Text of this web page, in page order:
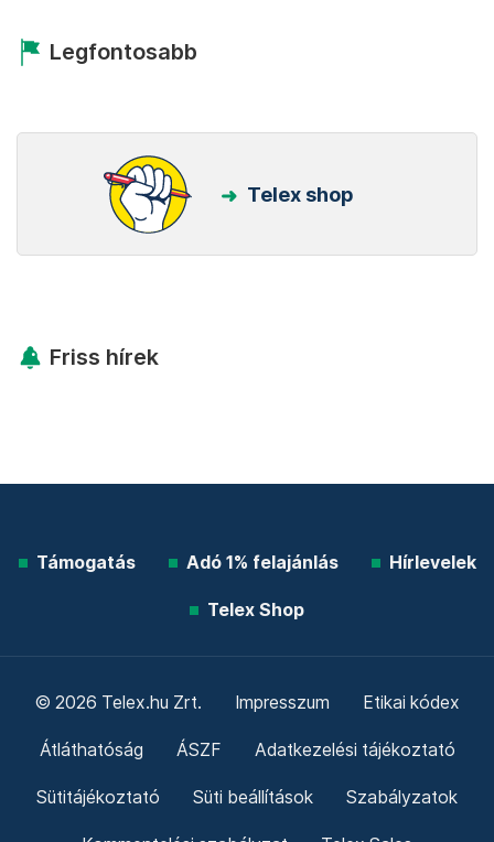
Legfontosabb
Telex shop
Friss hírek
Támogatás Adó 1% felajánlás Hírlevelek
Telex Shop
© 2026 Telex.hu Zrt. Impresszum Etikai kódex
Átláthatóság ÁSZF Adatkezelési tájékoztató
Sütitájékoztató Süti beállítások Szabályzatok